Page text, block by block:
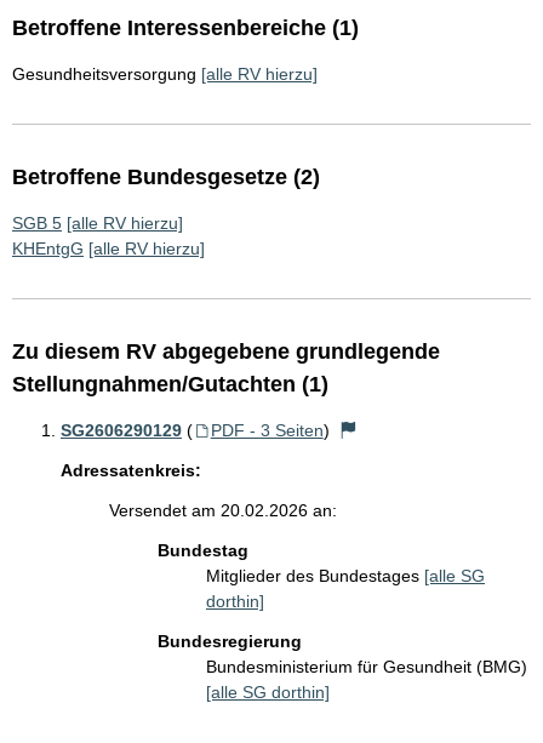
Betroffene Interessenbereiche (1)
Gesundheitsversorgung [alle RV hierzu]
Betroffene Bundesgesetze (2)
SGB 5 [alle RV hierzu]
KHEntgG [alle RV hierzu]
Zu diesem RV abgegebene grundlegende
Stellungnahmen/Gutachten (1)
SG2606290129 ( PDF - 3 Seiten)
Adressatenkreis:
Versendet am 20.02.2026 an:
Bundestag
Mitglieder des Bundestages [alle SG
dorthin]
Bundesregierung
Bundesministerium für Gesundheit (BMG)
[alle SG dorthin]